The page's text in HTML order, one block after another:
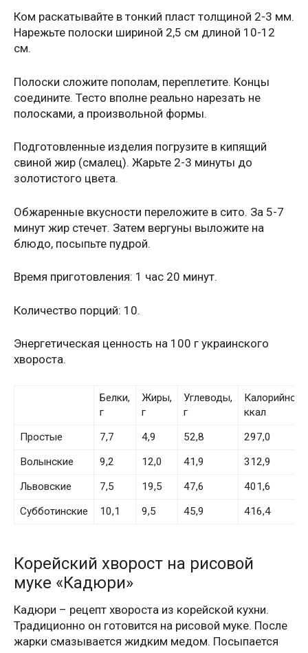
Ком раскатывайте в тонкий пласт толщиной 2-3 мм.
Нарежьте полоски шириной 2,5 см длиной 10-12
см.
Полоски сложите пополам, переплетите. Концы
соедините. Тесто вполне реально нарезать не
полосками, а произвольной формы.
Подготовленные изделия погрузите в кипящий
свиной жир (смалец). Жарьте 2-3 минуты до
золотистого цвета.
Обжаренные вкусности переложите в сито. За 5-7
минут жир стечет. Затем вергуны выложите на
блюдо, посыпьте пудрой.
Время приготовления: 1 час 20 минут.
Количество порций: 10.
Энергетическая ценность на 100 г украинского
хвороста.
Белки,
г
Жиры,
г
Углеводы,
г
ккал
Простые
7,7 4,9 52,8
297,0
Волынские
9,2 12,0 41,9
312,9
Львовские
7,5 19,5 47,6
401,6
Субботинские
10,1 9,5 45,9 416,4
Корейский хворост на рисовой
муке «Кадюри»
Кадюри – рецепт хвороста из корейской кухни.
Традиционно он готовится на рисовой муке. После
жарки смазывается жидким медом. Посыпается